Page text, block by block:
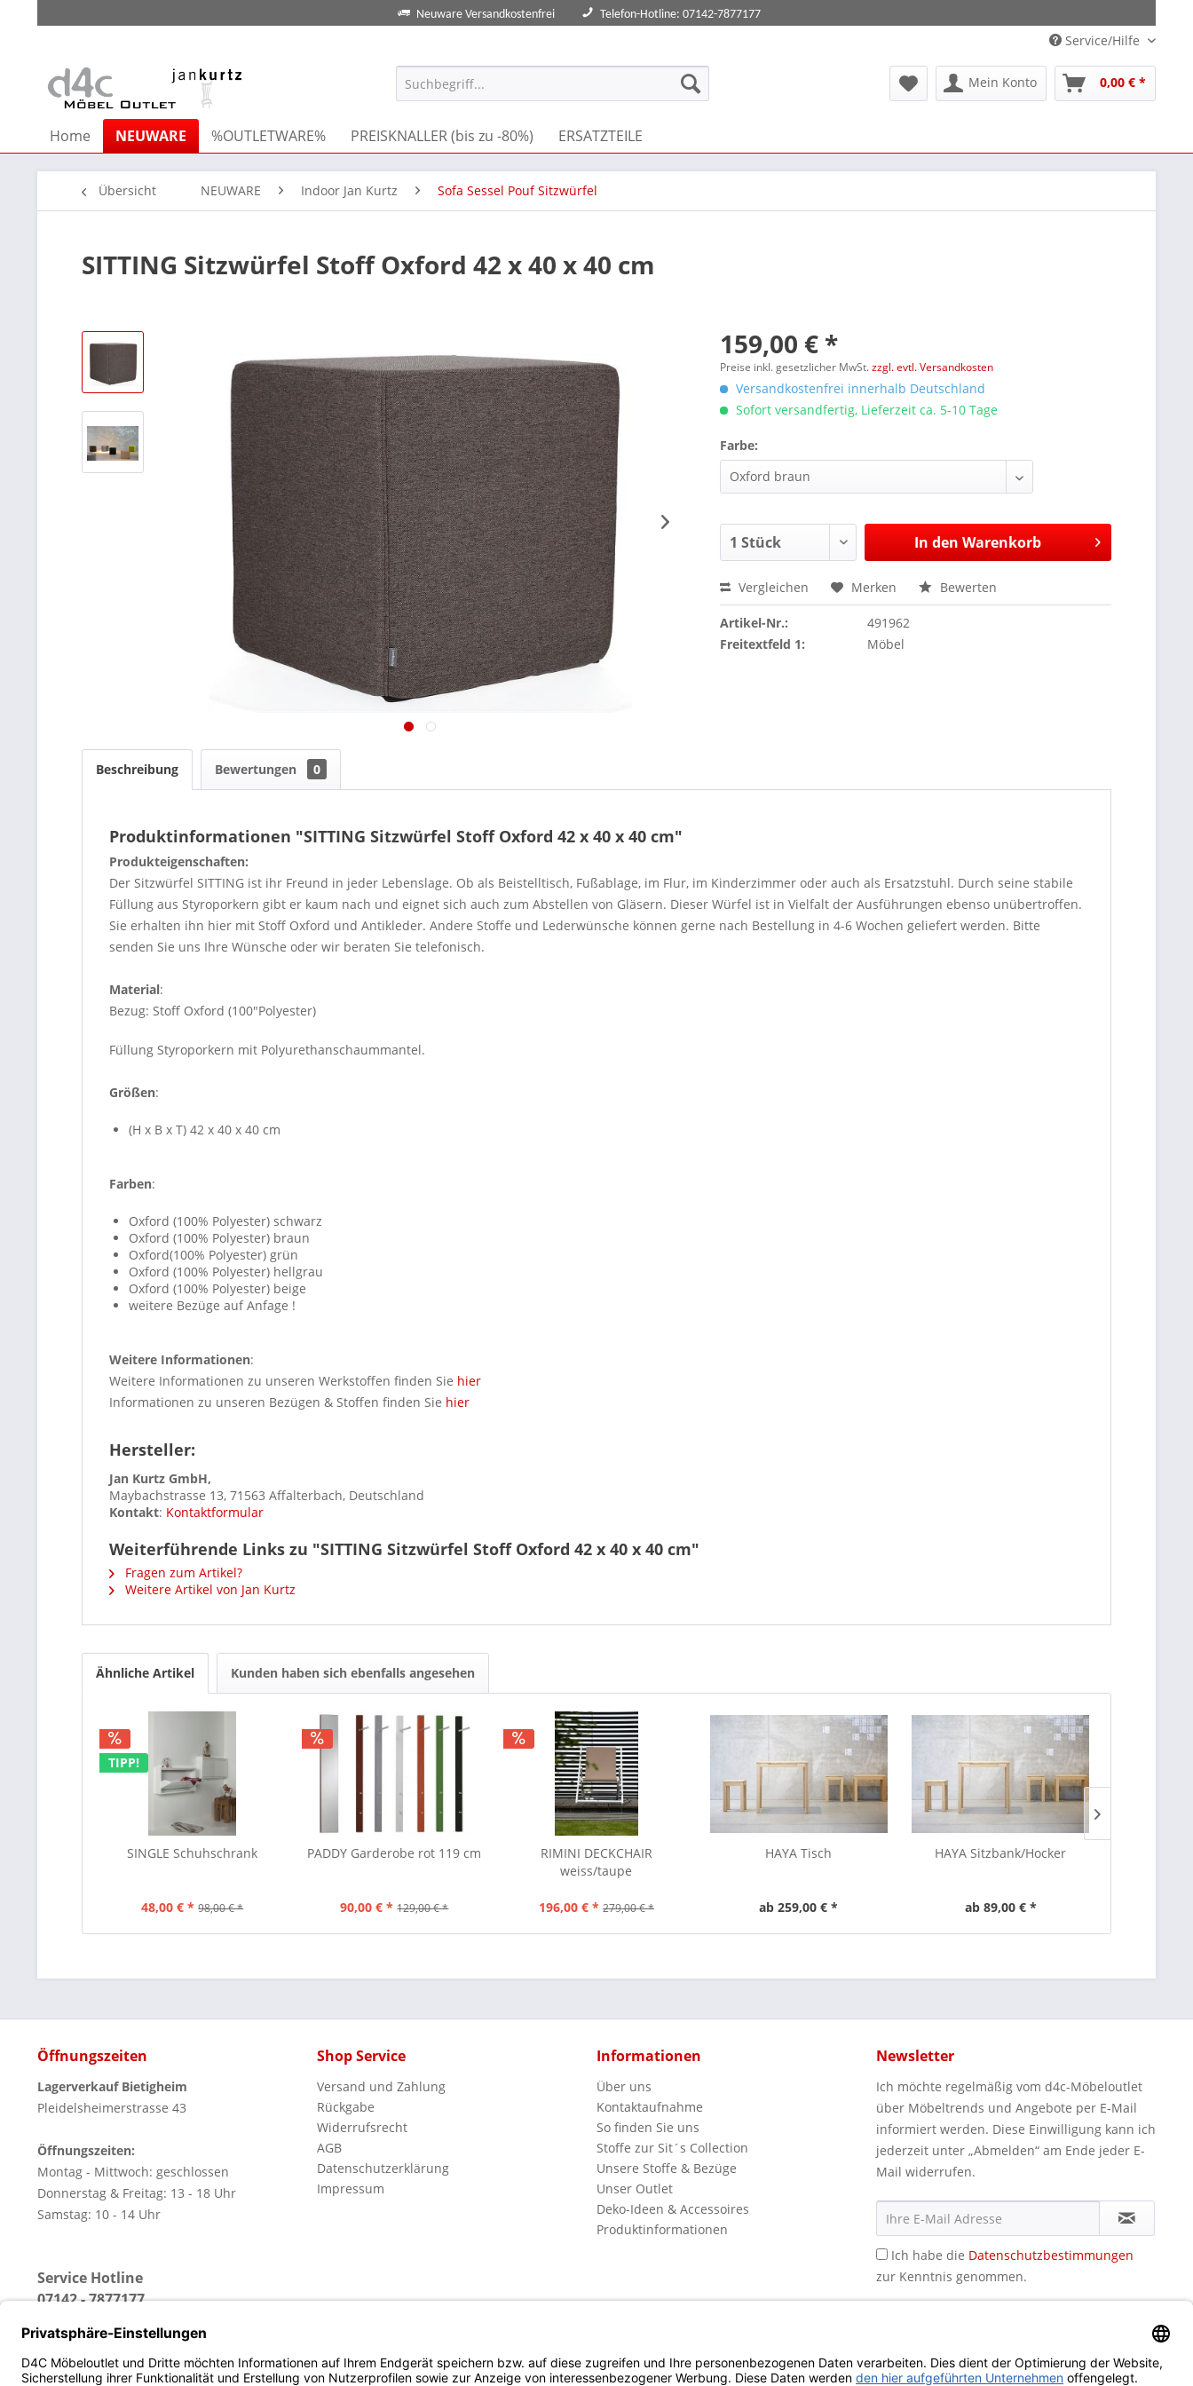
Neuware Versandkostenfrei Telefon-Hotline: 07142-7877177
Service/Hilfe
Mein Konto 0,00 € *
Home NEUWARE %OUTLETWARE% PREISKNALLER (bis zu -80%) ERSATZTEILE
Übersicht NEUWARE Indoor Jan Kurtz Sofa Sessel Pouf Sitzwürfel
SITTING Sitzwürfel Stoff Oxford 42 x 40 x 40 cm
159,00 € *
Preise inkl. gesetzlicher MwSt.zzgl. evtl. Versandkosten
Versandkostenfrei innerhalb Deutschland
Sofort versandfertig, Lieferzeit ca. 5-10 Tage
Farbe:
In den Warenkorb
Vergleichen Merken Bewerten
Artikel-Nr.:
491962
Freitextfeld 1:
Möbel
Beschreibung Bewertungen 0
Produktinformationen "SITTING Sitzwürfel Stoff Oxford 42 x 40 x 40 cm"
Produkteigenschaften:
Der Sitzwürfel SITTING ist ihr Freund in jeder Lebenslage. Ob als Beistelltisch, Fußablage, im Flur, im Kinderzimmer oder auch als Ersatzstuhl. Durch seine stabile
Füllung aus Styroporkern gibt er kaum nach und eignet sich auch zum Abstellen von Gläsern. Dieser Würfel ist in Vielfalt der Ausführungen ebenso unübertroffen.
Sie erhalten ihn hier mit Stoff Oxford und Antikleder. Andere Stoffe und Lederwünsche können gerne nach Bestellung in 4-6 Wochen geliefert werden. Bitte
senden Sie uns Ihre Wünsche oder wir beraten Sie telefonisch.
Material:
Bezug: Stoff Oxford (100"Polyester)
Füllung Styroporkern mit Polyurethanschaummantel.
Größen:
(H x B x T) 42 x 40 x 40 cm
Farben:
Oxford (100% Polyester) schwarz
Oxford (100% Polyester) braun
Oxford(100% Polyester) grün
Oxford (100% Polyester) hellgrau
Oxford (100% Polyester) beige
weitere Bezüge auf Anfage !
Weitere Informationen:
Weitere Informationen zu unseren Werkstoffen finden Sie hier
Informationen zu unseren Bezügen & Stoffen finden Sie hier
Hersteller:
Jan Kurtz GmbH,
Maybachstrasse 13, 71563 Affalterbach, Deutschland
Kontakt: Kontaktformular
Weiterführende Links zu "SITTING Sitzwürfel Stoff Oxford 42 x 40 x 40 cm"
Fragen zum Artikel?
Weitere Artikel von Jan Kurtz
Ähnliche Artikel Kunden haben sich ebenfalls angesehen
TIPP!
SINGLE Schuhschrank
48,00 € * 98,00 € *
PADDY Garderobe rot 119 cm
90,00 € * 129,00 € *
RIMINI DECKCHAIR
weiss/taupe
196,00 € * 279,00 € *
HAYA Tisch
ab 259,00 € *
HAYA Sitzbank/Hocker
ab 89,00 € *
Öffnungszeiten
Lagerverkauf Bietigheim
Pleidelsheimerstrasse 43
Öffnungszeiten:
Montag - Mittwoch: geschlossen
Donnerstag & Freitag: 13 - 18 Uhr
Samstag: 10 - 14 Uhr
Service Hotline
07142 - 7877177
Shop Service
Versand und Zahlung
Rückgabe
Widerrufsrecht
AGB
Datenschutzerklärung
Impressum
Informationen
Über uns
Kontaktaufnahme
So finden Sie uns
Stoffe zur Sit´s Collection
Unsere Stoffe & Bezüge
Unser Outlet
Deko-Ideen & Accessoires
Produktinformationen
Newsletter
Ich möchte regelmäßig vom d4c-Möbeloutlet
über Möbeltrends und Angebote per E-Mail
informiert werden. Diese Einwilligung kann ich
jederzeit unter „Abmelden“ am Ende jeder E-
Mail widerrufen.
Ich habe die Datenschutzbestimmungen
zur Kenntnis genommen.